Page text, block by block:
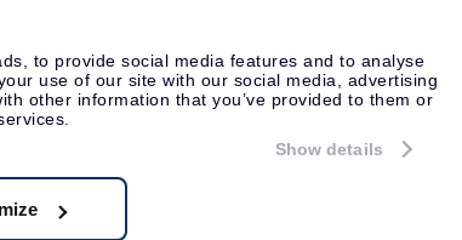
to provide social media features and to analyse
use of our site with our social media, advertising
other information that you’ve provided to them or
Show details
OSR Gizlilik Bildirimi